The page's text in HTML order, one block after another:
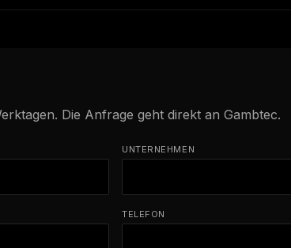
Die Anfrage geht direkt an Gambtec.
UNTERNEHMEN
TELEFON